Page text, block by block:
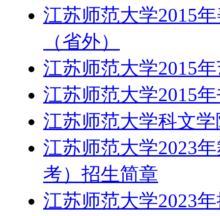
江苏师范大学2015
（省外）
江苏师范大学2015
江苏师范大学2015
江苏师范大学科文
江苏师范大学2023
考）招生简章
江苏师范大学2023